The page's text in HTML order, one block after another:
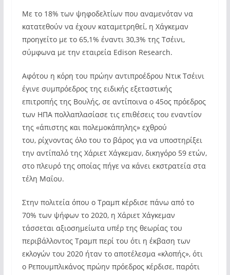
Με το 18% των ψηφοδελτίων που αναμενόταν να
κατατεθούν να έχουν καταμετρηθεί, η Χάγκεμαν
προηγείτο με το 65,1% έναντι 30,3% της Τσέινι,
σύμφωνα με την εταιρεία Edison Research.
Αφότου η κόρη του πρώην αντιπροέδρου Ντικ Τσέινι
έγινε συμπρόεδρος της ειδικής εξεταστικής
επιτροπής της Βουλής, σε αντίποινα ο 45ος πρόεδρος
των ΗΠΑ πολλαπλασίασε τις επιθέσεις του εναντίον
της «άπιστης και πολεμοκάπηλης» εχθρού
του, ρίχνοντας όλο του το βάρος για να υποστηρίξει
την αντίπαλό της Χάριετ Χάγκεμαν, δικηγόρο 59 ετών,
στο πλευρό της οποίας πήγε να κάνει εκστρατεία στα
τέλη Μαΐου.
Στην πολιτεία όπου ο Τραμπ κέρδισε πάνω από το
70% των ψήφων το 2020, η Χάριετ Χάγκεμαν
τάσσεται αξιοσημείωτα υπέρ της θεωρίας του
περιβάλλοντος Τραμπ περί του ότι η έκβαση των
εκλογών του 2020 ήταν το αποτέλεσμα «κλοπής», ότι
ο Ρεπουμπλικάνος πρώην πρόεδρος κέρδισε, παρότι